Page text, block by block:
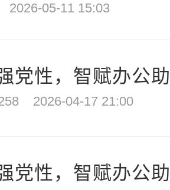
2026-05-11 15:03
党性，智赋办公
2026-04-17 21:00
党性，智赋办公